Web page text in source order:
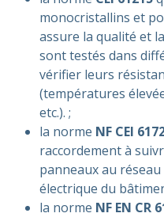
monocristallins et
assure la qualité et
sont testés dans
vérifier leurs
(températures
etc.). ;
la norme NF CEI
raccordement à
panneaux au réseau
électrique du
la norme NF EN CR